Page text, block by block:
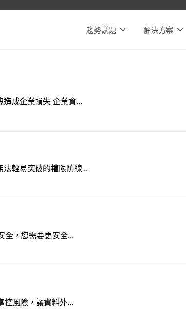
趨勢議題 解決方案
成企業損失 企業資...
輕易突破的權限防線...
全，您需要更安全...
控風險，讓資料外...